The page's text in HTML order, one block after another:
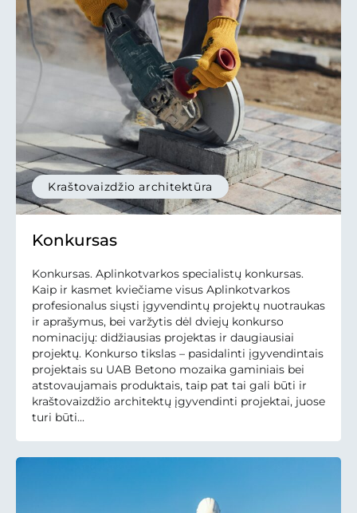
Kraštovaizdžio architektūra
Konkursas
Konkursas. Aplinkotvarkos specialistų konkursas.
Kaip ir kasmet kviečiame visus Aplinkotvarkos
profesionalus siųsti įgyvendintų projektų nuotraukas
ir aprašymus, bei varžytis dėl dviejų konkurso
nominacijų: didžiausias projektas ir daugiausiai
projektų. Konkurso tikslas – pasidalinti įgyvendintais
projektais su UAB Betono mozaika gaminiais bei
atstovaujamais produktais, taip pat tai gali būti ir
kraštovaizdžio architektų įgyvendinti projektai, juose
turi būti...